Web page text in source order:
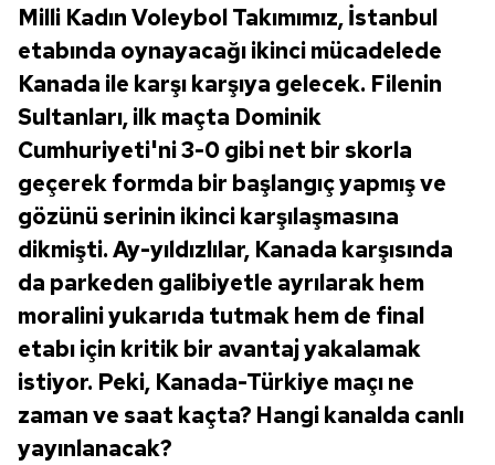
Milli Kadın Voleybol Takımımız, İstanbul
etabında oynayacağı ikinci mücadelede
Kanada ile karşı karşıya gelecek. Filenin
Sultanları, ilk maçta Dominik
Cumhuriyeti'ni 3-0 gibi net bir skorla
geçerek formda bir başlangıç yapmış ve
gözünü serinin ikinci karşılaşmasına
dikmişti. Ay-yıldızlılar, Kanada karşısında
da parkeden galibiyetle ayrılarak hem
moralini yukarıda tutmak hem de final
etabı için kritik bir avantaj yakalamak
istiyor. Peki, Kanada-Türkiye maçı ne
zaman ve saat kaçta? Hangi kanalda canlı
yayınlanacak?